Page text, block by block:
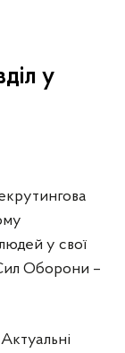
у
у свої
Оборони –